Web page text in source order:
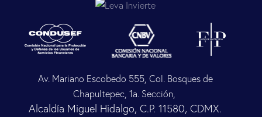
Av. Mariano Escobedo 555, Col. Bosques de
Chapultepec, 1a. Sección,
Alcaldía Miguel Hidalgo, C.P. 11580, CDMX.